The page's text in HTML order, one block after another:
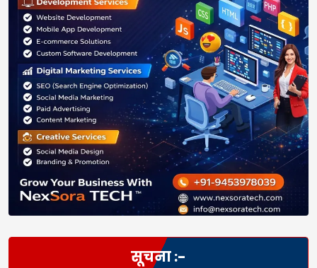
सूचना :-